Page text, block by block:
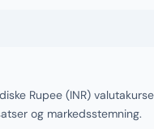
Rupee (INR)
og markedsstemning.